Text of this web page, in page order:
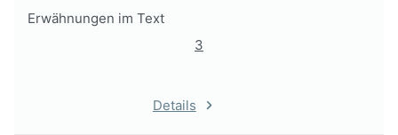
Erwähnungen im Text
3
Details